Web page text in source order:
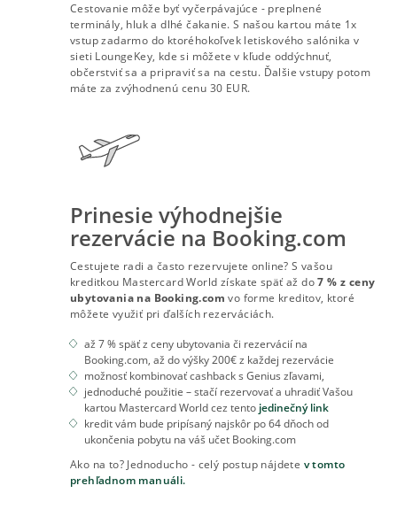
Cestovanie môže byť vyčerpávajúce - preplnené
terminály, hluk a dlhé čakanie. S našou kartou máte 1x
vstup zadarmo do ktoréhokoľvek letiskového salónika v
sieti LoungeKey, kde si môžete v kľude oddýchnuť,
občerstviť sa a pripraviť sa na cestu. Ďalšie vstupy potom
máte za zvýhodnenú cenu 30 EUR.
Prinesie výhodnejšie
rezervácie na Booking.com
Cestujete radi a často rezervujete online? S vašou
kreditkou Mastercard World získate späť až do7 % z ceny
ubytovania na Booking.com vo forme kreditov, ktoré
môžete využiť pri ďalších rezerváciách.
až 7 % späť z ceny ubytovania či rezervácií na
Booking.com, až do výšky 200€ z každej rezervácie
možnosť kombinovať cashback s Genius zľavami,
jednoduché použitie –stačí rezervovať a uhradiť Vašou
kartou Mastercard World cez tento jedinečný link
kredit vám bude pripísaný najskôr po 64 dňoch od
ukončenia pobytu na váš učet Booking.com
Ako na to? Jednoducho - celý postup nájdete v tomto
prehľadnom manuáli.